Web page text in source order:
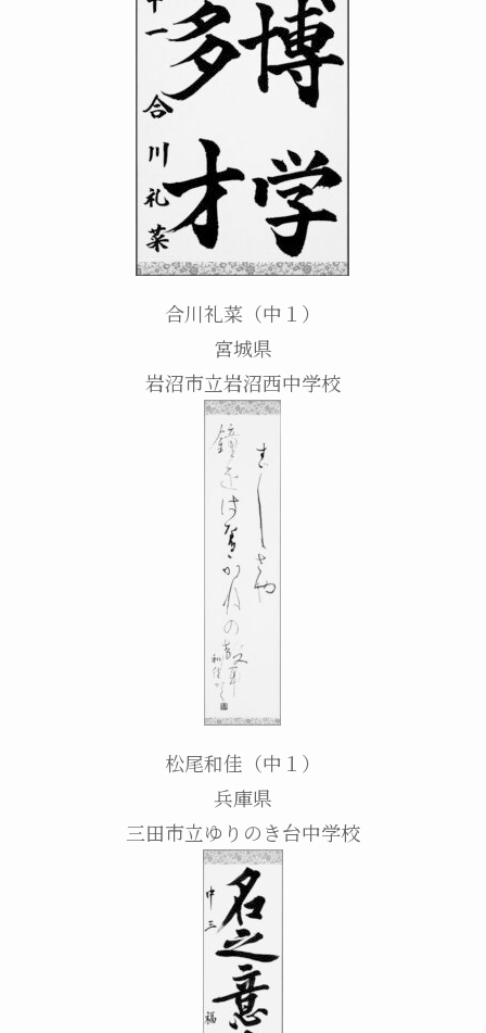
合川礼菜（中１）
宮城県
岩沼市立岩沼西中学校
松尾和佳（中１）
兵庫県
三田市立ゆりのき台中学校